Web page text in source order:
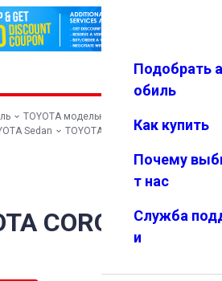
Избранн
Меню
Подобрать
обиль
Как купить
Почему
т нас
Служба
и
TOYOTA модельный ряд
Sedan
TOYOTA COROLLA
COROLLA